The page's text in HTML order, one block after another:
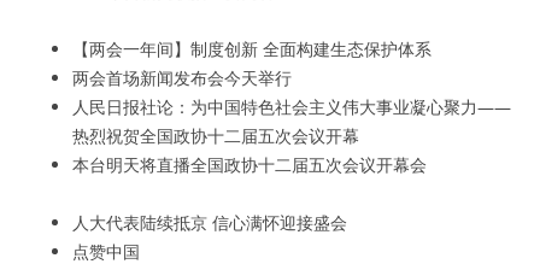
【两会一年间】制度创新 全面构建生态保护体系
两会首场新闻发布会今天举行
人民日报社论：为中国特色社会主义伟大事业凝心聚力——
热烈祝贺全国政协十二届五次会议开幕
本台明天将直播全国政协十二届五次会议开幕会
人大代表陆续抵京 信心满怀迎接盛会
点赞中国